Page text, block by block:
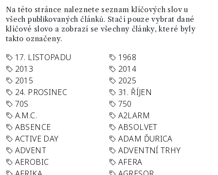
Na této stránce naleznete seznam klíčových slov u
všech publikovaných článků. Stačí pouze vybrat dané
klíčové slovo a zobrazí se všechny články, které byly
takto označeny.
17. LISTOPADU
1968
2013
2014
2015
2025
24. PROSINEC
31. ŘÍJEN
70S
750
A.M.C.
A2LARM
ABSENCE
ABSOLVET
ACTIVE DAY
ADAM ĎURICA
ADVENT
ADVENTNÍ TRHY
AEROBIC
AFERA